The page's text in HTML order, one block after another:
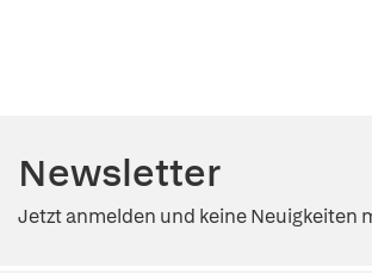
Newsletter
Jetzt anmelden und keine Neuigkeiten